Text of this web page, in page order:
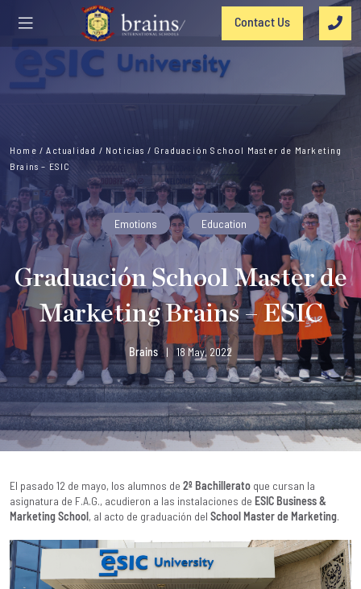
Contact Us
Home /Actualidad / Noticias / Graduación School Master de Marketing
Brains – ESIC
Emotions Education
Graduación School Master de
Marketing Brains – ESIC
Brains | 18 May, 2022
El pasado 12 de mayo, los alumnos de 2º Bachillerato que cursan la
asignatura de F.A.G., acudieron a las instalaciones de ESIC Business &
Marketing School, al acto de graduación del School Master de Marketing.